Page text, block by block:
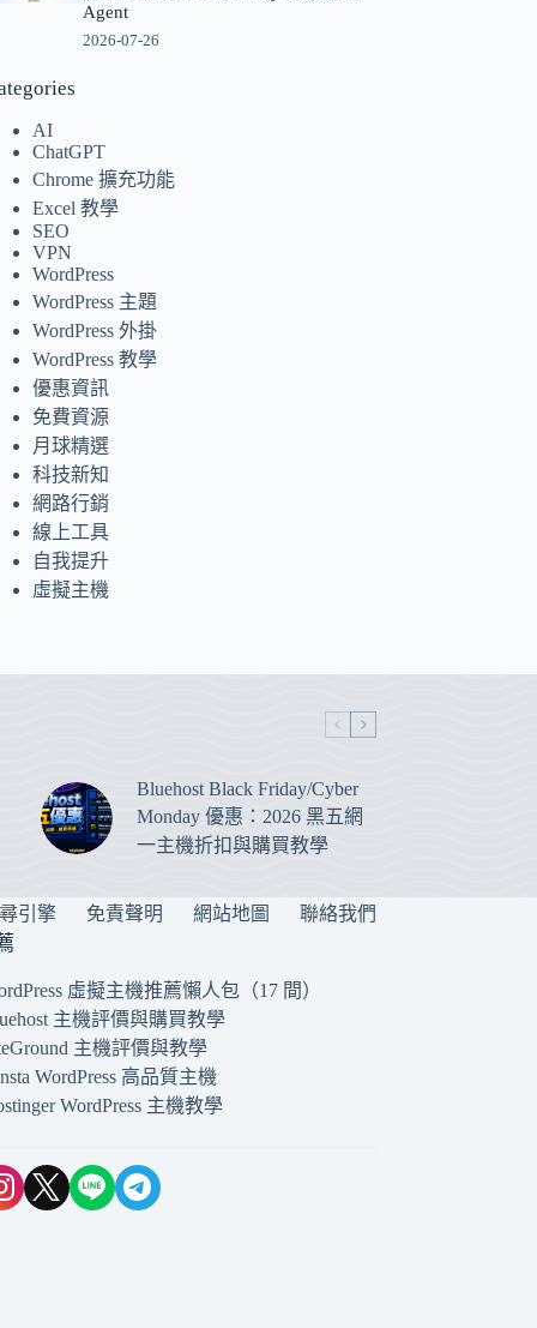
Agent
2026-07-26
AI
ChatGPT
Chrome 擴充功能
Excel 教學
SEO
VPN
WordPress
WordPress 主題
WordPress 外掛
WordPress 教學
優惠資訊
免費資源
月球精選
科技新知
網路行銷
線上工具
自我提升
虛擬主機
Bluehost Black Friday/Cyber
Monday 優惠：2026 黑五網
一主機折扣與購買教學
引擎 免責聲明 網站地圖 聯絡我們
虛擬主機推薦懶人包（17 間）
主機評價與購買教學
主機評價與教學
WordPress 高品質主機
WordPress 主機教學